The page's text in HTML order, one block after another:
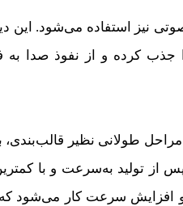
نیز استفاده می‌شود. این
کرده و از نفوذ صدا به
طولانی نظیر قالب‌بندی،
از تولید به‌سرعت و با
افزایش سرعت کار می‌شود